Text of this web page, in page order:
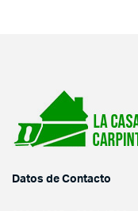
Datos de Contacto